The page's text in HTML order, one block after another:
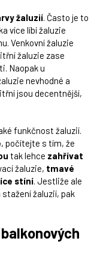
žaluzií. Často je to
více líbí žaluzie
Venkovní žaluzie
žaluzie zase
Naopak u
nevhodné a
jsou decentnější,
funkčnost žaluzií.
, počítejte s tím, že
tak lehce zahřívat
žaluzie, tmavé
stíní. Jestliže ale
žaluzií, pak